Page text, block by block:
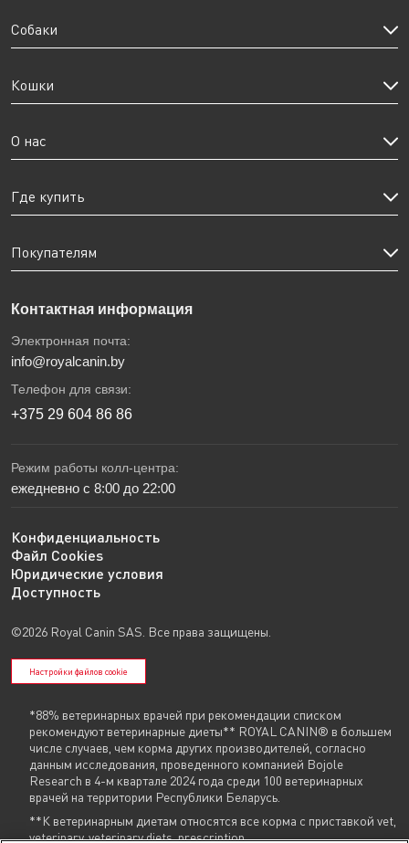
Собаки
Кошки
О нас
Где купить
Покупателям
Контактная информация
Электронная почта:
info@royalcanin.by
Телефон для связи:
+375 29 604 86 86
Режим работы колл-центра:
ежедневно с 8:00 до 22:00
Конфиденциальность
Файл Cookies
Юридические условия
Доступность
©2026 Royal Canin SAS. Все права защищены.
Настройки файлов cookie
*88% ветеринарных врачей при рекомендации списком
рекомендуют ветеринарные диеты** ROYAL CANIN® в большем
числе случаев, чем корма других производителей, согласно
данным исследования, проведенного компанией Bojole
Research в 4-м квартале 2024 года среди 100 ветеринарных
врачей на территории Республики Беларусь.
**К ветеринарным диетам относятся все корма с приставкой vet,
veterinary, veterinary diets, prescription